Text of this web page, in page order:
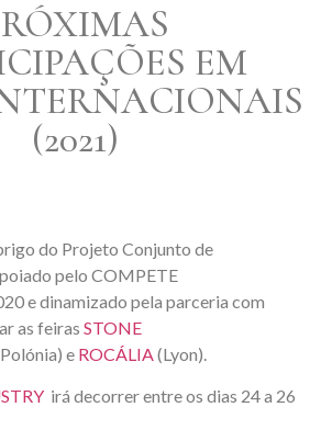
EM
(2021)
do Projeto Conjunto de
pelo COMPETE
e dinamizado pela parceria com
as feiras STONE
e ROCÁLIA(Lyon).
irá decorrer entre os dias 24 a 26